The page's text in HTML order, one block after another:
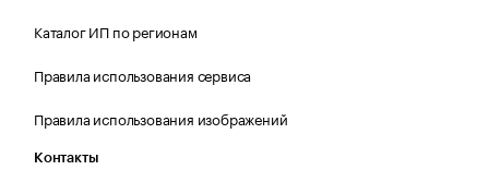
Каталог ИП по регионам
Правила использования сервиса
Правила использования изображений
Контакты